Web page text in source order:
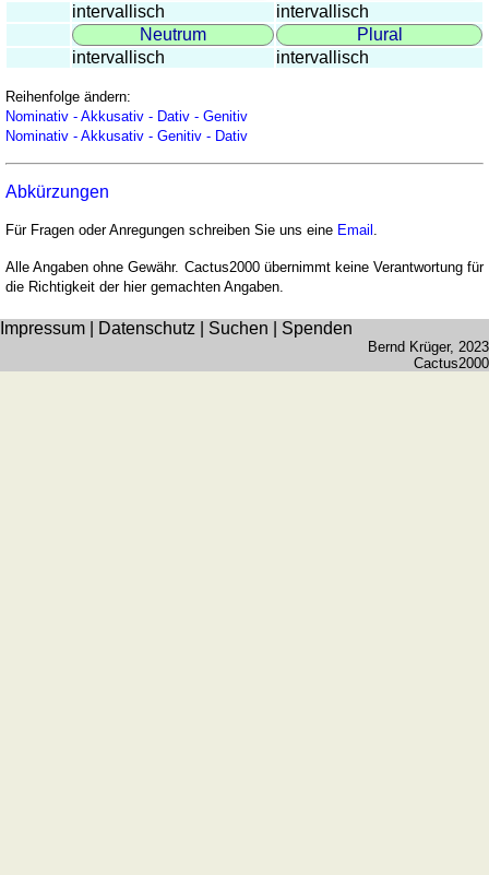
intervallisch
intervallisch
Neutrum
Plural
intervallisch
intervallisch
Reihenfolge ändern:
Nominativ - Akkusativ - Dativ - Genitiv
Nominativ - Akkusativ - Genitiv - Dativ
Abkürzungen
Für Fragen oder Anregungen schreiben Sie uns eine Email .
Alle Angaben ohne Gewähr. Cactus2000 übernimmt keine Verantwortung für
die Richtigkeit der hier gemachten Angaben.
Impressum Datenschutz Suchen Spenden
Bernd Krüger, 2023
Cactus2000